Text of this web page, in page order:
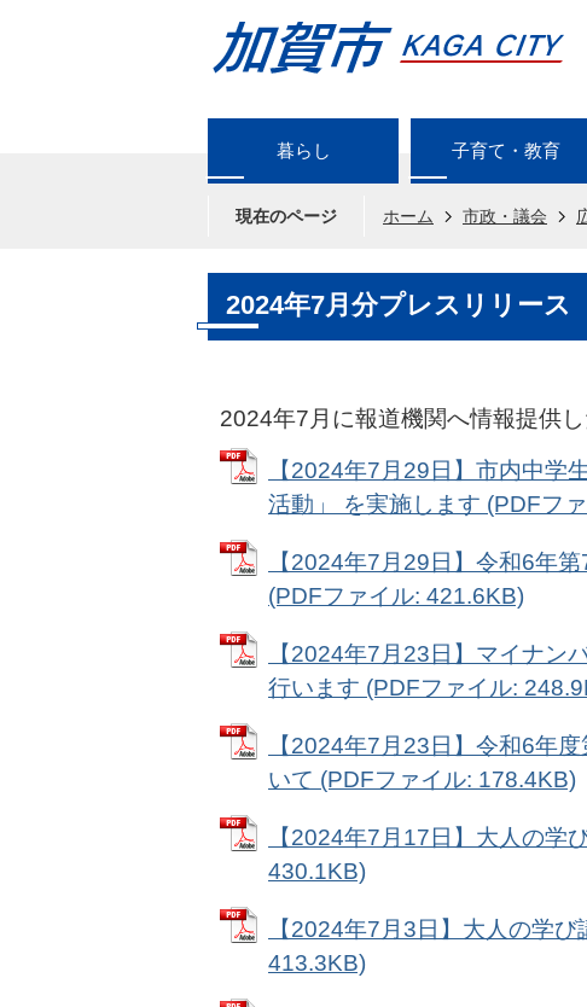
暮らし 子育て・教育
現在のページ ホーム 市政・議会
2024年7月分プレスリリース
2024年7月に報道機関へ情報提供
【2024年7月29日】市内中学
活動」 を実施します (PDFフ
【2024年7月29日】令和6年
(PDFファイル: 421.6KB)
【2024年7月23日】マイナン
行います (PDFファイル:
【2024年7月23日】令和6年
いて (PDFファイル: 178.4KB)
【2024年7月17日】大人の学
430.1KB)
【2024年7月3日】大人の学
413.3KB)